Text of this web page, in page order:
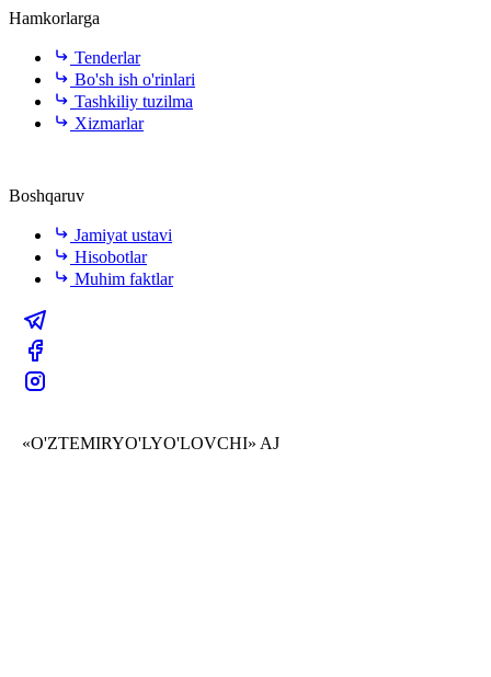
Hamkorlarga
Tenderlar
Bo'sh ish o'rinlari
Tashkiliy tuzilma
Xizmarlar
Boshqaruv
Jamiyat ustavi
Hisobotlar
Muhim faktlar
«O'ZTEMIRYO'LYO'LOVCHI» AJ